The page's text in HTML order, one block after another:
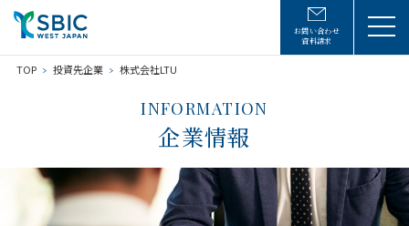
お問い合わせ
資料請求
TOP 投資先企業 株式会社LTU
INFORMATION
企業情報